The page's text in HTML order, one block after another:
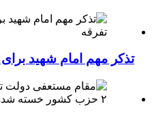
تذکر مهم امام شهید برای